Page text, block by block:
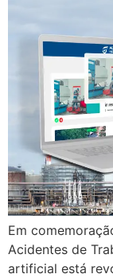
Em
Acidentes de
artificial está